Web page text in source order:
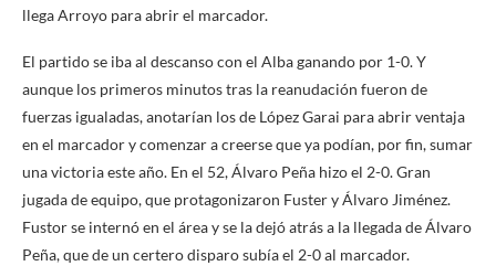
llega Arroyo para abrir el marcador.
El partido se iba al descanso con el Alba ganando por 1-0. Y
aunque los primeros minutos tras la reanudación fueron de
fuerzas igualadas, anotarían los de López Garai para abrir ventaja
en el marcador y comenzar a creerse que ya podían, por fin, sumar
una victoria este año. En el 52, Álvaro Peña hizo el 2-0. Gran
jugada de equipo, que protagonizaron Fuster y Álvaro Jiménez.
Fustor se internó en el área y se la dejó atrás a la llegada de Álvaro
Peña, que de un certero disparo subía el 2-0 al marcador.